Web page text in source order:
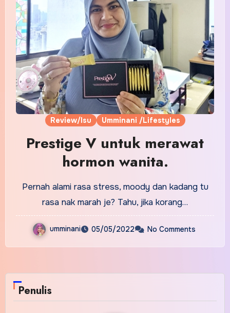
Review/Isu Umminani /Lifestyles
Prestige V untuk merawat
hormon wanita.
Pernah alami rasa stress, moody dan kadang tu
rasa nak marah je? Tahu, jika korang…
umminani 05/05/2022 No Comments
Penulis